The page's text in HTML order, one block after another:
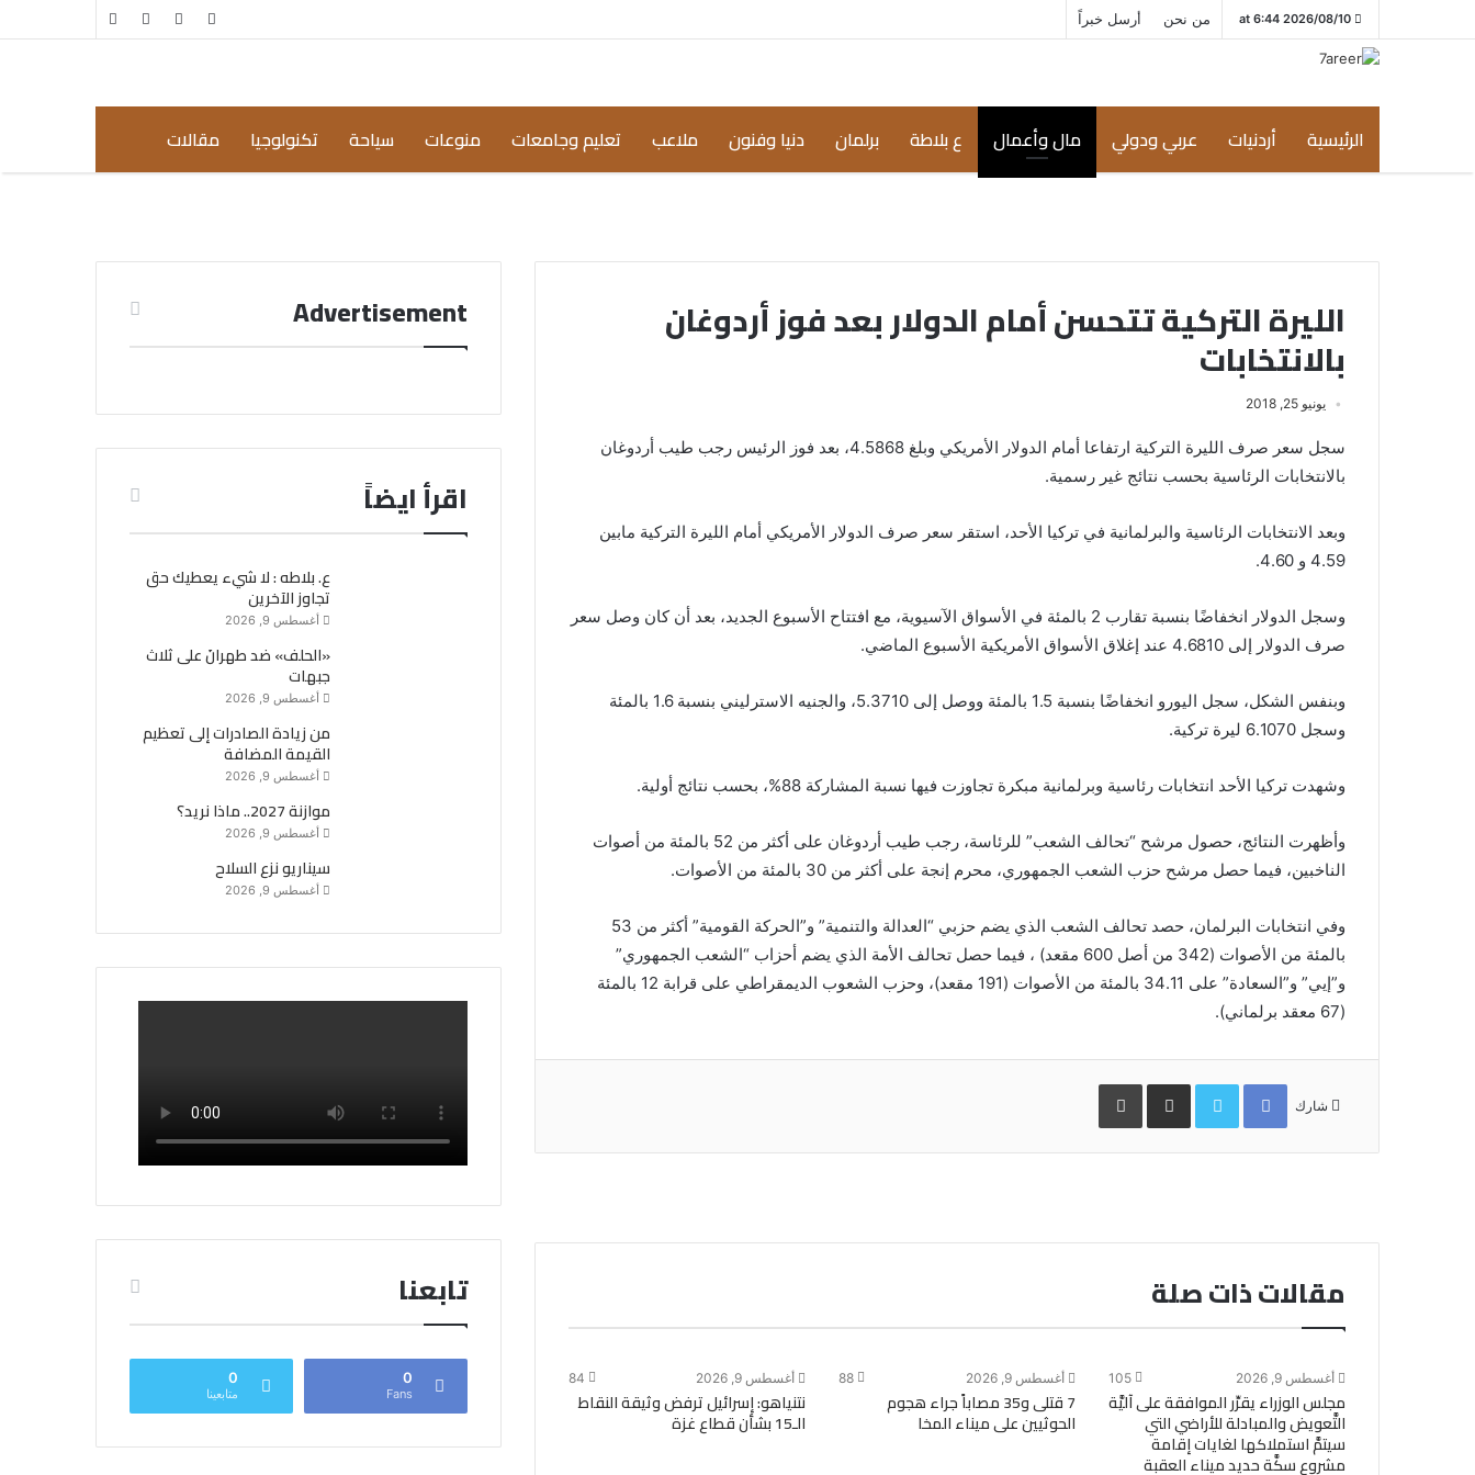
2026/08/10 at 6:44 من نحن أرسل خبراً مقال
الرئيسية أردنيات عربي ودولي مال وأعمال ع بلاطة برلمان دنيا وفنون ملاعب تعليم وجامعات منوعات سياحة تكنولوجيا مقالات
الليرة التركية تتحسن أمام الدولار بعد فوز أردوغان
بالانتخابات
يونيو 25, 2018
سجل سعر صرف الليرة التركية ارتفاعا أمام الدولار الأمريكي وبلغ 4.5868، بعد فوز الرئيس رجب طيب أردوغان
بالانتخابات الرئاسية بحسب نتائج غير رسمية.
وبعد الانتخابات الرئاسية والبرلمانية في تركيا الأحد، استقر سعر صرف الدولار الأمريكي أمام الليرة التركية مابين
4.59 و 4.60.
وسجل الدولار انخفاضًا بنسبة تقارب 2 بالمئة في الأسواق الآسيوية، مع افتتاح الأسبوع الجديد، بعد أن كان وصل سعر
صرف الدولار إلى 4.6810 عند إغلاق الأسواق الأمريكية الأسبوع الماضي.
وبنفس الشكل، سجل اليورو انخفاضًا بنسبة 1.5 بالمئة ووصل إلى 5.3710، والجنيه الاسترليني بنسبة 1.6 بالمئة
وسجل 6.1070 ليرة تركية.
وشهدت تركيا الأحد انتخابات رئاسية وبرلمانية مبكرة تجاوزت فيها نسبة المشاركة 88%، بحسب نتائج أولية.
وأظهرت النتائج، حصول مرشح “تحالف الشعب” للرئاسة، رجب طيب أردوغان على أكثر من 52 بالمئة من أصوات
الناخبين، فيما حصل مرشح حزب الشعب الجمهوري، محرم إنجة على أكثر من 30 بالمئة من الأصوات.
وفي انتخابات البرلمان، حصد تحالف الشعب الذي يضم حزبي “العدالة والتنمية” و”الحركة القومية” أكثر من 53
بالمئة من الأصوات (342 من أصل 600 مقعد) ، فيما حصل تحالف الأمة الذي يضم أحزاب “الشعب الجمهوري”
و”إيي” و”السعادة” على 34.11 بالمئة من الأصوات (191 مقعد)، وحزب الشعوب الديمقراطي على قرابة 12 بالمئة
(67 معقد برلماني).
شارك
Facebook
Twitterمشاركة
البريد
طباعة
مقالات ذات صلة
أغسطس 9, 2026 105
مجلس الوزراء يقرِّر الموافقة على آليَّة
التَّعويض والمبادلة للأراضي التي
سيتمَّ استملاكها لغايات إقامة
مشروع سكَّة حديد ميناء العقبة
أغسطس 9, 2026 88
7 قتلى و35 مصاباً جراء هجوم
الحوثيين على ميناء المخا
أغسطس 9, 2026 84
نتنياهو: إسرائيل ترفض وثيقة النقاط
الـ15 بشأن قطاع غزة
Advertisement
اقرأ ايضاً
ع. بلاطه : لا شيء يعطيك حق
تجاوز الآخرين
أغسطس 9, 2026
«الحلف» ضد طهرانَ على ثلاث
جبهات
أغسطس 9, 2026
من زيادة الصادرات إلى تعظيم
القيمة المضافة
أغسطس 9, 2026
موازنة 2027.. ماذا نريد؟
أغسطس 9, 2026
سيناريو نزع السلاح
أغسطس 9, 2026
تابعنا
0
Fans
0
متابعينا